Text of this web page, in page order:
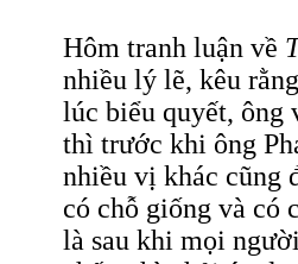
Hôm tranh luận về
nhiều lý lẽ, kêu
lúc biểu quyết, ông
thì trước khi ông
nhiều vị khác cũng
có chỗ giống và có
là sau khi mọi